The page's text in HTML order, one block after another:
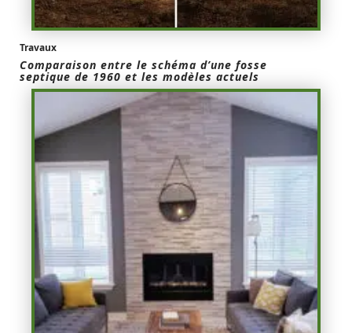
Travaux
Comparaison entre le schéma d’une fosse
septique de 1960 et les modèles actuels